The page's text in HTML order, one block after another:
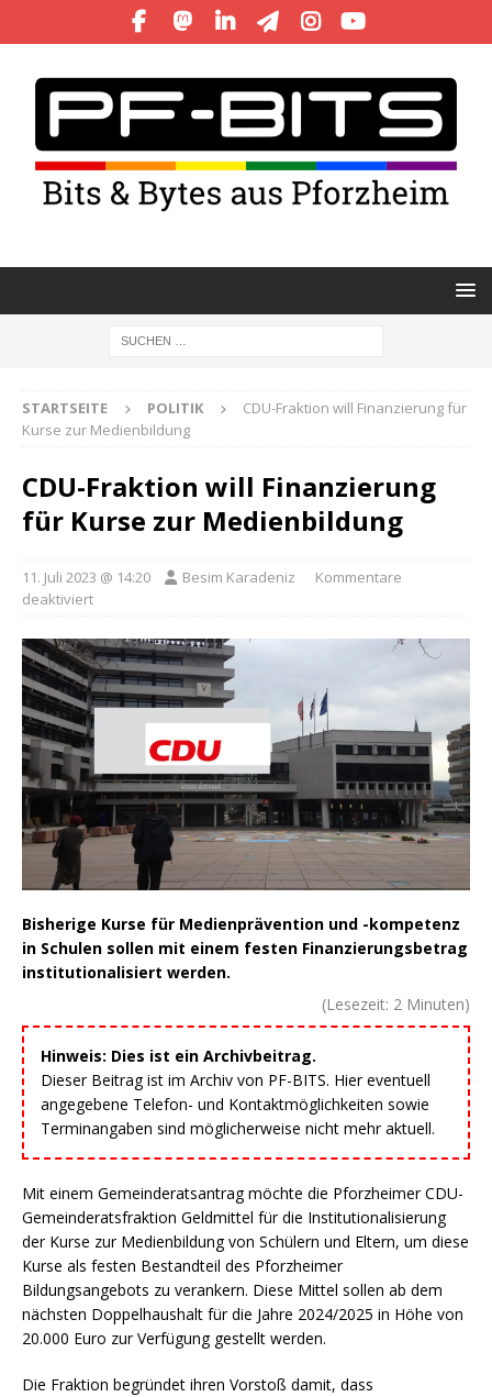
STARTSEITE POLITIK
CDU-Fraktion will Finanzierung für
Kurse zur Medienbildung
CDU-Fraktion will Finanzierung
für Kurse zur Medienbildung
11. Juli 2023 @ 14:20 Besim Karadeniz
Kommentare
deaktiviert
Bisherige Kurse für Medienprävention und -kompetenz
in Schulen sollen mit einem festen Finanzierungsbetrag
institutionalisiert werden.
(Lesezeit: 2 Minuten)
Hinweis: Dies ist ein Archivbeitrag.
Dieser Beitrag ist im Archiv von PF-BITS. Hier eventuell
angegebene Telefon- und Kontaktmöglichkeiten sowie
Terminangaben sind möglicherweise nicht mehr aktuell.
Mit einem Gemeinderatsantrag möchte die Pforzheimer CDU-
Gemeinderatsfraktion Geldmittel für die Institutionalisierung
der Kurse zur Medienbildung von Schülern und Eltern, um diese
Kurse als festen Bestandteil des Pforzheimer
Bildungsangebots zu verankern. Diese Mittel sollen ab dem
nächsten Doppelhaushalt für die Jahre 2024/2025 in Höhe von
20.000 Euro zur Verfügung gestellt werden.
Die Fraktion begründet ihren Vorstoß damit, dass